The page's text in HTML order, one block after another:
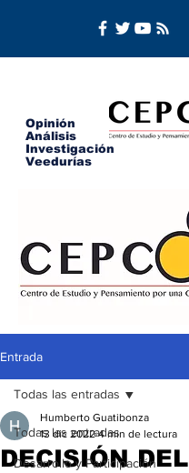
Opinión
Análisis
Investigación
Veedurías
Entrada
Todas las entradas
Desarrollo y Participación
Todas las entradas
DECISIÓN DEL
Humberto Guatibonza
13 dic 2022 4 min de lectura